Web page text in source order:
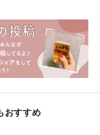
おすすめ